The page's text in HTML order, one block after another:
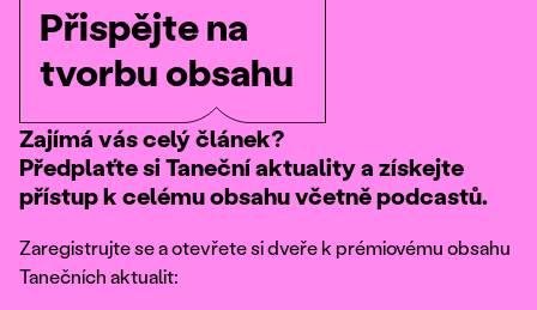
Přispějte na
tvorbu obsahu
Zajímá vás celý článek?
Předplaťte si Taneční aktuality a získejte
přístup k celému obsahu včetně podcastů.
Zaregistrujte se a otevřete si dveře k prémiovému obsahu
Tanečních aktualit: